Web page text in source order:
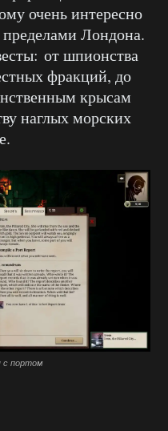
очень интересно
пределами Лондона.
от шпионства
фракций, до
крысам
наглых морских
с портом